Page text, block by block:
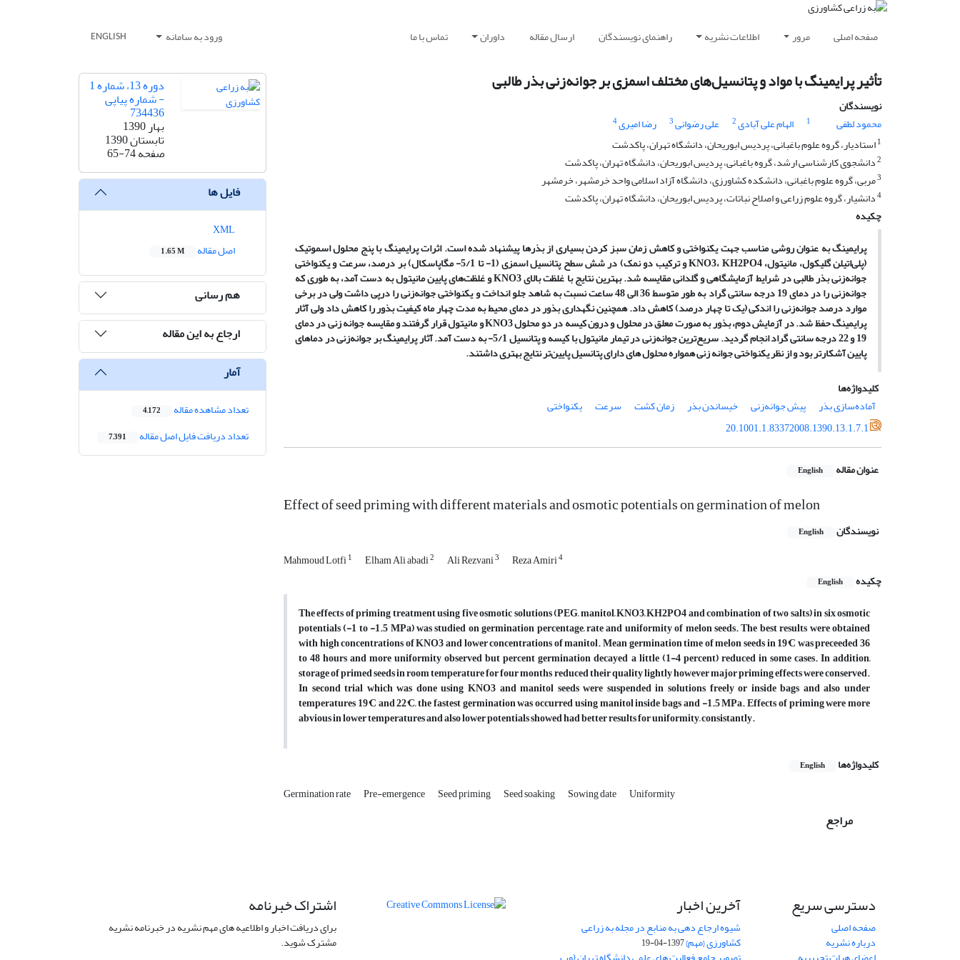
صفحه اصلی مرور اطلاعات نشریه راهنمای نویسندگان ارسال مقاله داوران تماس با ما ورود به سامانه ENGLISH
تأثیر پرایمینگ با مواد و پتانسیل‌‌های مختلف اسمزی بر جوانه‌‌زنی بذر طالبی
نویسندگان
محمود لطفی
1 الهام علی آبادی2 علی رضوانی3 رضا امیری4
1استادیار، گروه علوم باغبانی، پردیس ابوریحان، دانشگاه تهران، پاکدشت
2دانشجوی کارشناسی ارشد، گروه باغبانی، پردیس ابوریحان، دانشگاه تهران، پاکدشت
3مربی، گروه علوم باغبانی، دانشکده کشاورزی، دانشگاه آزاد اسلامی واحد خرمشهر، خرمشهر
4دانشیار، گروه علوم زراعی و اصلاح نباتات، پردیس ابوریحان، دانشگاه تهران، پاکدشت
چکیده
پرایمینگ به عنوان روشی مناسب جهت یکنواختی و کاهش زمان سبز کردن بسیاری از بذرها پیشنهاد شده است. اثرات پرایمینگ با پنج محلول اسموتیک
(پلی‌‌اتیلن گلیکول، مانیتول، KNO3، KH2PO4 و ترکیب دو نمک) در شش سطح پتانسیل اسمزی (1- تا 5/1- مگاپاسکال) بر درصد، سرعت و یکنواختی
جوانه‌‌زنی بذر طالبی در شرایط آزمایشگاهی و گلدانی مقایسه شد. بهترین نتایج با غلظت بالای KNO3 و غلظت‌‌های پایین مانیتول به دست آمد، به طوری که
جوانه‌‌زنی را در دمای 19 درجه سانتی گراد به طور متوسط 36 الی 48 ساعت نسبت به شاهد جلو انداخت و یکنواختی جوانه‌‌زنی را درپی داشت ولی در برخی
موارد درصد جوانه‌‌زنی را اندکی (یک تا چهار درصد) کاهش داد. همچنین نگهداری بذور در دمای محیط به مدت چهار ماه کیفیت بذور را کاهش داد ولی آثار
پرایمینگ حفظ شد. در آزمایش دوم، بذور به صورت معلق در محلول و درون کیسه در دو محلول KNO3 و مانیتول قرار گرفتند و مقایسه جوانه زنی در دمای
19 و 22 درجه سانتی گراد انجام گردید. سریع‌‌ترین جوانه‌‌زنی در تیمار مانیتول با کیسه و پتانسیل 5/1- به دست آمد. آثار پرایمینگ بر جوانه‌‌زنی در دماهای
پایین آشکار‌‌تر بود و از نظر یکنواختی جوانه زنی همواره محلول های دارای پتانسیل پایین‌‌تر نتایج بهتری داشتند.
کلیدواژه‌ها
آماده‌‌سازی بذر
پیش جوانه‌‌زنی خیساندن بذر زمان کشت سرعت
یکنواختی
20.1001.1.83372008.1390.13.1.7.1
عنوان مقاله English
Effect of seed priming with different materials and osmotic potentials on germination of melon
نویسندگان English
Mahmoud Lotfi1 Elham Ali abadi2 Ali Rezvani3 Reza Amiri4
چکیده English
The effects of priming treatment using five osmotic solutions (PEG, manitol, KNO3, KH2PO4 and combination of two salts) in six osmotic
potentials (-1 to -1.5 MPa) was studied on germination percentage, rate and uniformity of melon seeds. The best results were obtained
with high concentrations of KNO3 and lower concentrations of manitol. Mean germination time of melon seeds in 19°C was preceeded 36
to 48 hours and more uniformity observed but percent germination decayed a little (1-4 percent) reduced in some cases. In addition,
storage of primed seeds in room temperature for four months reduced their quality lightly however major priming effects were conserved.
In second trial which was done using KNO3 and manitol seeds were suspended in solutions freely or inside bags and also under
temperatures 19°C and 22°C, the fastest germination was occurred using manitol inside bags and -1.5 MPa. Effects of priming were more
abvious in lower temperatures and also lower potentials showed had better results for uniformity, consistantly.
کلیدواژه‌ها English
Germination rate Pre-emergence Seed priming Seed soaking Sowing date Uniformity
مراجع
دوره 13، شماره 1
- شماره پیاپی
734436
بهار 1390
تابستان 1390
صفحه65-74
فایل ها
اصل مقاله
1.65 M
هم رسانی
ارجاع به این مقاله
آمار
تعداد مشاهده مقاله 4,172
تعداد دریافت فایل اصل مقاله 7,391
دسترسی سریع
صفحه اصلی
درباره نشریه
آخرین اخبار
شیوه ارجاع دهی به منابع در مجله به زراعی
کشاورزی {مهم}1397-04-19
اشتراک خبرنامه
برای دریافت اخبار و اطلاعیه های مهم نشریه در خبرنامه نشریه
مشترک شوید.